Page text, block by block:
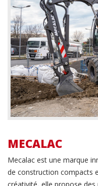
MECALAC
Mecalac est une marque
de construction compacts